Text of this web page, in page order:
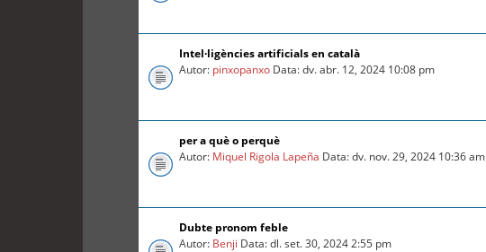
Intel·ligències artificials en català
Autor: pinxopanxo Data: dv. abr. 12, 2024 10:08 pm
per a què o perquè
Autor: Miquel Rigola Lapeña Data: dv. nov. 29, 2024 10:36 am
Dubte pronom feble
Autor: Benji Data: dl. set. 30, 2024 2:55 pm